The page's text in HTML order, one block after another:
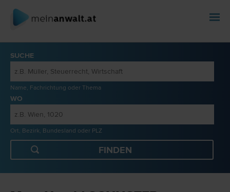
SUCHE
Name, Fachrichtung oder Thema
WO
Ort, Bezirk, Bundesland oder PLZ